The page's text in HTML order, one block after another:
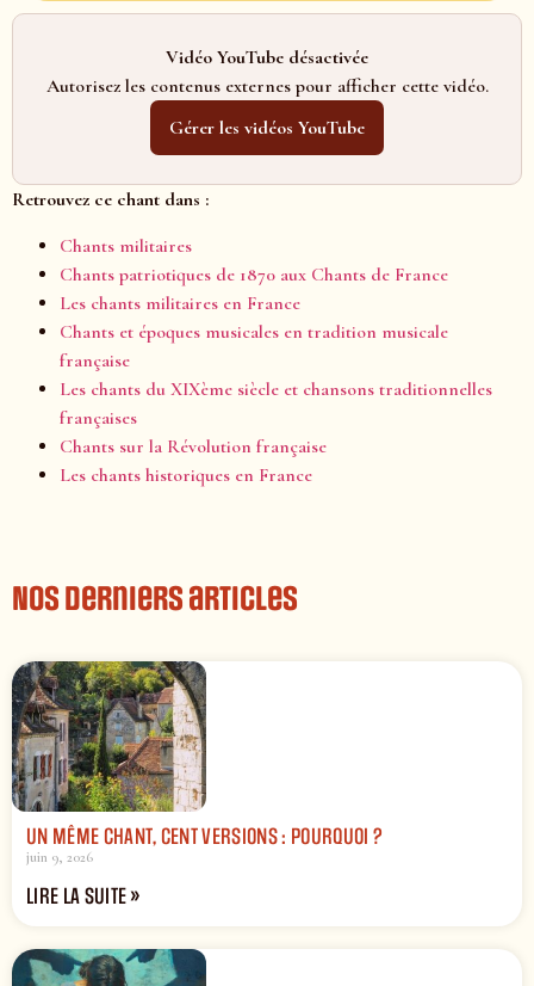
Vidéo YouTube désactivée
Autorisez les contenus externes pour afficher cette vidéo.
Gérer les vidéos YouTube
Retrouvez ce chant dans :
Chants militaires
Chants patriotiques de 1870 aux Chants de France
Les chants militaires en France
Chants et époques musicales en tradition musicale
française
Les chants du XIXème siècle et chansons traditionnelles
françaises
Chants sur la Révolution française
Les chants historiques en France
Nos derniers articles
UN MÊME CHANT, CENT VERSIONS : POURQUOI ?
juin 9, 2026
LIRE LA SUITE »